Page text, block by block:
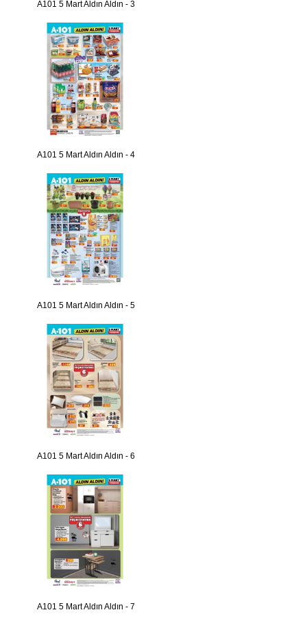
A101 5 Mart Aldın Aldın - 3
A101 5 Mart Aldın Aldın - 4
A101 5 Mart Aldın Aldın - 5
A101 5 Mart Aldın Aldın - 6
A101 5 Mart Aldın Aldın - 7